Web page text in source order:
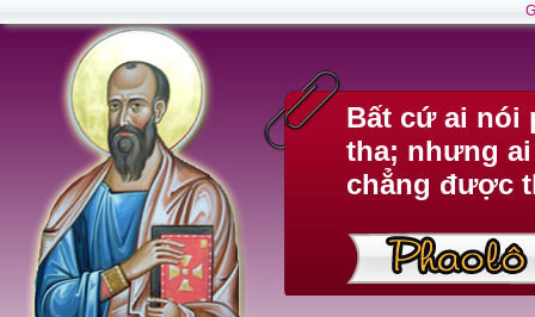
Bất cứ ai nói
tha; nhưng
chẳng được